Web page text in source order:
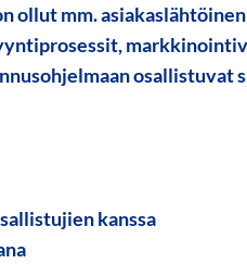
ollut mm. asiakaslähtöinen
osallistuvat
kanssa